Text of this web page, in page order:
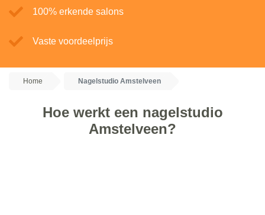
100% erkende salons
Vaste voordeelprijs
Home Nagelstudio Amstelveen
Hoe werkt een nagelstudio
Amstelveen?